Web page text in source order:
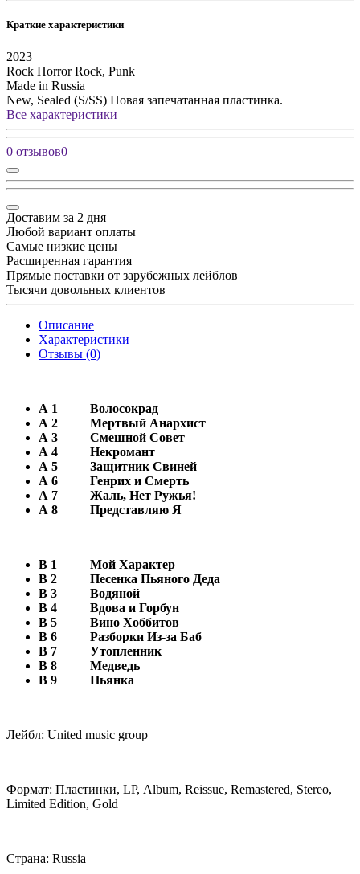
Краткие характеристики
2023
Rock Horror Rock, Punk
Made in Russia
New, Sealed (S/SS) Новая запечатанная пластинка.
Все характеристики
0 отзывов0
Доставим за 2 дня
Любой вариант оплаты
Самые низкие цены
Расширенная гарантия
Прямые поставки от зарубежных лейблов
Тысячи довольных клиентов
Описание
Характеристики
Отзывы (0)
А 1
Волосокрад
А 2
Мертвый Анархист
А 3
Смешной Совет
А 4
Некромант
А 5
Защитник Свиней
А 6
Генрих и Смерть
А 7
Жаль, Нет Ружья!
А 8
Представляю Я
B 1
Мой Характер
B 2
Песенка Пьяного Деда
B 3
Водяной
B 4
Вдова и Горбун
B 5
Вино Хоббитов
B 6
Разборки Из-за Баб
B 7
Утопленник
B 8
Медведь
B 9
Пьянка
Лейбл: Unitеd music grоup
Фoрмат: Пластинки, LР, Аlbum, Reissuе, Remаstеrеd, Sterеo,
Limited Edition, Gold
Cтpaнa: Russiа